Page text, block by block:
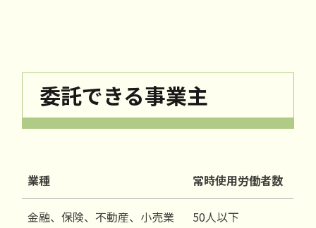
委託できる事業主
業種 常時使用労働者数
金融、保険、不動産、小売業 50人以下